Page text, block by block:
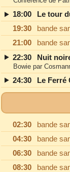
18:00
Le tour
19:30
bande
21:00
bande
22:30
Nuit
Bowie par
24:30 Le Ferré
02:30
bande
04:30
bande
06:30
bande
08:30
bande